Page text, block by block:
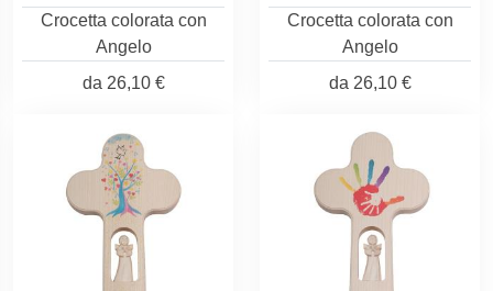
Crocetta colorata con
Angelo
da 26,10 €
Crocetta colorata con
Angelo
da 26,10 €